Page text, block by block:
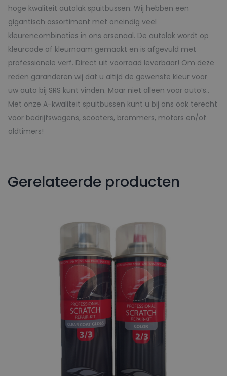
hoge kwaliteit autolak spuitbussen. Wij hebben een
gigantisch assortiment met oneindig veel
kleurencombinaties in ons arsenaal. De autolak wordt op
kleurcode of kleurnaam gemaakt en is afgevuld met
professionele verf. Direct uit voorraad leverbaar! Om deze
reden garanderen wij dat u altijd de gewenste kleur voor
uw auto bij SRS kunt vinden. Maar niet alleen voor auto’s..
Met onze A-kwaliteit spuitbussen kunt u bij ons ook terecht
voor bedrijfswagens, scooters, brommers, motors en/of
oldtimers!
Gerelateerde producten